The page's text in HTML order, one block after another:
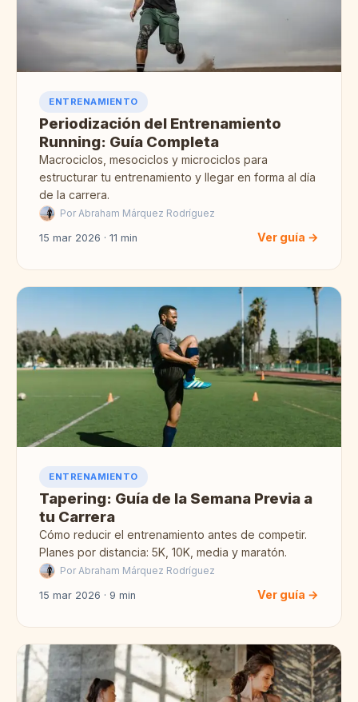
ENTRENAMIENTO
Periodización del Entrenamiento
Running: Guía Completa
Macrociclos, mesociclos y microciclos para
estructurar tu entrenamiento y llegar en forma al día
de la carrera.
Por Abraham Márquez Rodríguez
15 mar 2026 · 11 min Ver guía →
ENTRENAMIENTO
Tapering: Guía de la Semana Previa a
tu Carrera
Cómo reducir el entrenamiento antes de competir.
Planes por distancia: 5K, 10K, media y maratón.
Por Abraham Márquez Rodríguez
15 mar 2026 · 9 min Ver guía →